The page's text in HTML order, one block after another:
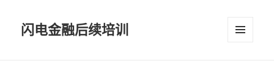
闪电金融后续培训